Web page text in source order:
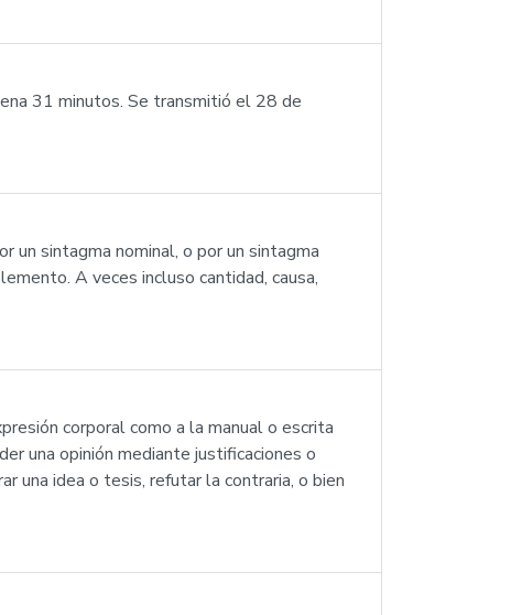
31 minutos. Se transmitió el 28 de
un sintagma nominal, o por un sintagma
A veces incluso cantidad, causa,
corporal como a la manual o escrita
una opinión mediante justificaciones o
una idea o tesis, refutar la contraria, o bien